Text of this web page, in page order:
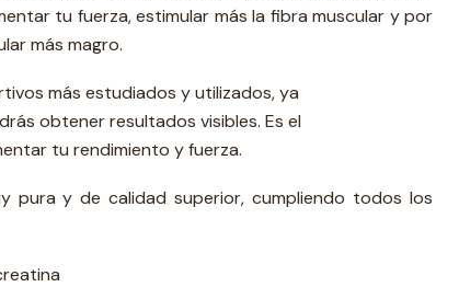
tu fuerza, estimular más la fibra muscular y por
más magro.
más estudiados y utilizados, ya
obtener resultados visibles. Es el
tu rendimiento y fuerza.
pura y de calidad superior, cumpliendo todos los